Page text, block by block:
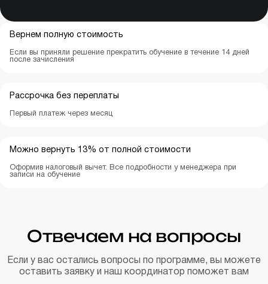
Вернем полную стоимость
Если вы приняли решение прекратить обучение в течение 14 дней
после зачисления
Рассрочка без переплаты
Первый платеж через месяц
Можно вернуть 13% от полной стоимости
Оформив налоговый вычет. Все подробности у менеджера при
записи на обучение
Отвечаем на вопросы
Если у вас остались вопросы по программе, вы можете
оставить заявку и наш координатор поможет вам